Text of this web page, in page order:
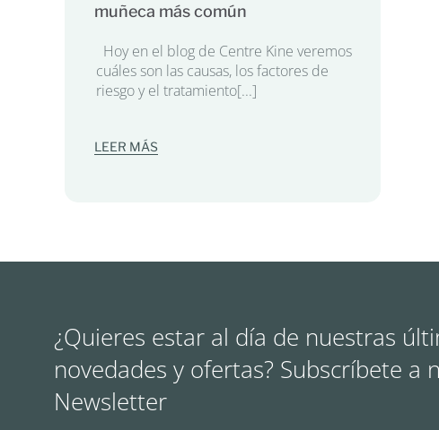
muñeca más común
Hoy en el blog de Centre Kine veremos
cuáles son las causas, los factores de
riesgo y el tratamiento[...]
LEER MÁS
¿Quieres estar al día de nuestras
novedades y ofertas? Subscríbete a
Newsletter